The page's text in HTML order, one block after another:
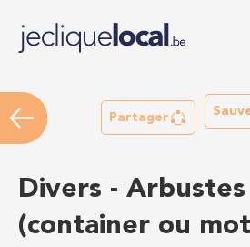
Partager
Divers - Arbustes
(container ou